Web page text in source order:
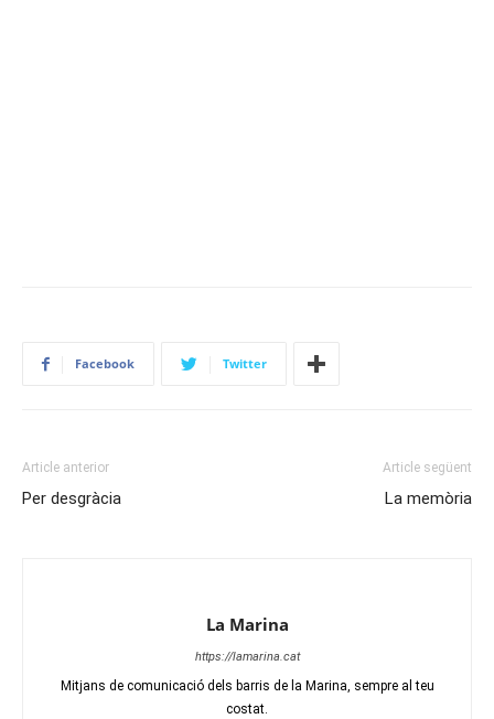
Facebook Twitter
Article anterior
Per desgràcia
Article següent
La memòria
La Marina
https://lamarina.cat
Mitjans de comunicació dels barris de la Marina, sempre al teu
costat.